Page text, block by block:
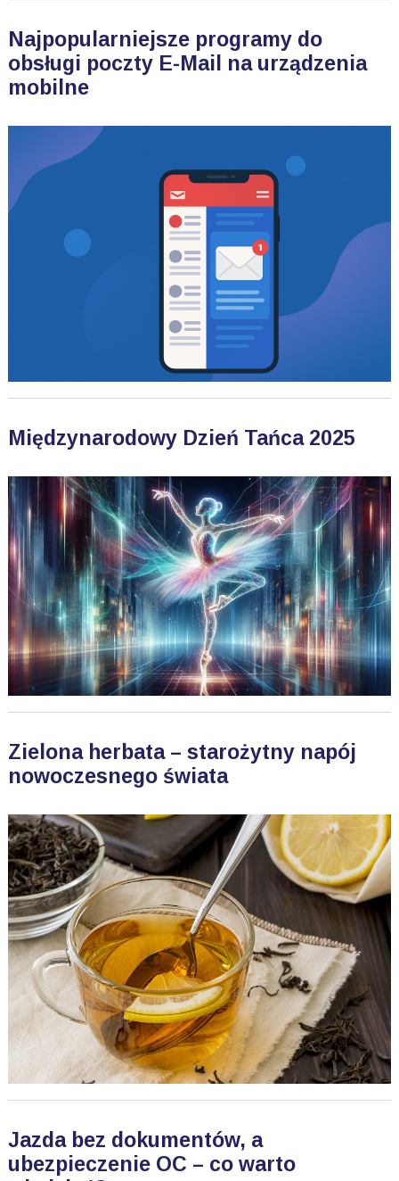
Najpopularniejsze programy do
obsługi poczty E-Mail na urządzenia
mobilne
Międzynarodowy Dzień Tańca 2025
Zielona herbata – starożytny napój
nowoczesnego świata
Jazda bez dokumentów, a
ubezpieczenie OC – co warto